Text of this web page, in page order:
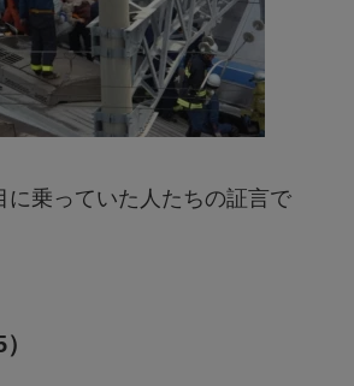
に乗っていた人たちの証言で